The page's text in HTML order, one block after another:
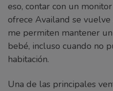
eso, contar con un
ofrece Availand se vuelve
me permiten mantener
bebé, incluso cuando no
habitación.
Una de las principales